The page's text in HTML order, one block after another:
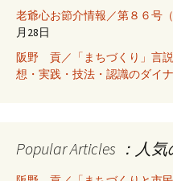
老爺心お節介情報／第８６号
月28日
阪野 貢／「まちづくり」言
想・実践・技法・認識のダイ
Popular Articles ：人